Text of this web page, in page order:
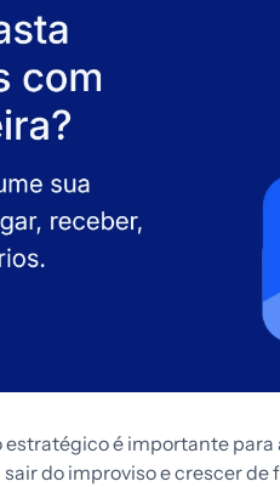
é importante
do improviso e crescer